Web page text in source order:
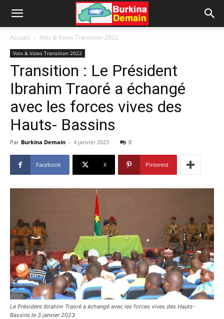
Accueil Voix & Voies Transition 2022
Voix & Voies Transition 2022
Transition : Le Président
Ibrahim Traoré a échangé
avec les forces vives des
Hauts- Bassins
Par Burkina Demain - 4 janvier 2023 0
Facebook X Pinterest
Le Président Ibrahim Traoré a échangé avec les forces vives des Hauts-
Bassins le 3 janvier 2023